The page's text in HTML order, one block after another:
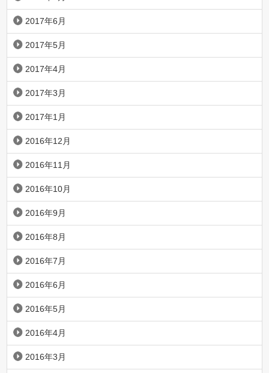
2017年6月
2017年5月
2017年4月
2017年3月
2017年1月
2016年12月
2016年11月
2016年10月
2016年9月
2016年8月
2016年7月
2016年6月
2016年5月
2016年4月
2016年3月